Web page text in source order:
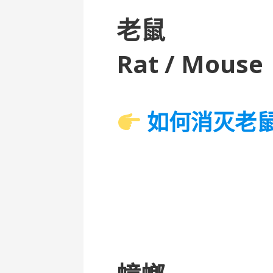
老鼠
Rat / Mouse
如何消灭老